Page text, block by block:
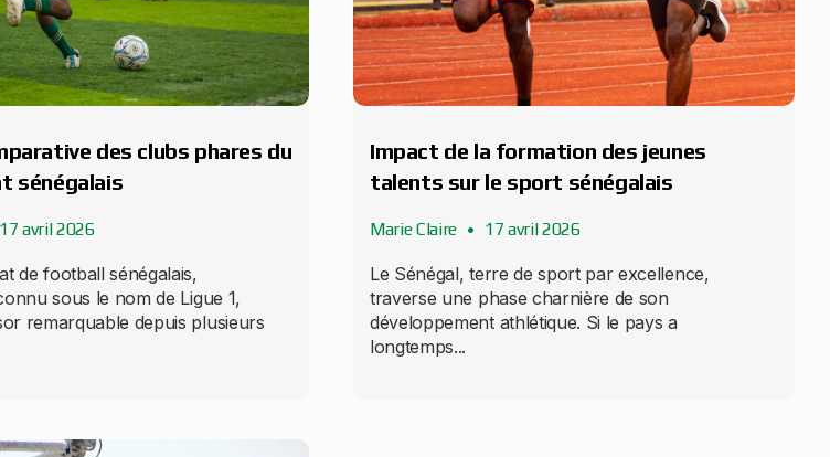
des clubs phares du
sénégalais
17 avril 2026
de football sénégalais,
sous le nom de Ligue 1,
remarquable depuis plusieurs
Impact de la formation des jeunes
talents sur le sport sénégalais
Marie Claire 17 avril 2026
Le Sénégal, terre de sport par excellence,
traverse une phase charnière de son
développement athlétique. Si le pays a
longtemps...